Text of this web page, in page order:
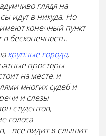
глядя на
идут в никуда. Но
конечный пункт
в бесконечность.
крупные города,
просторы
на месте, и
многих судеб и
и слезы
студентов,
голоса
- все видит и слышит